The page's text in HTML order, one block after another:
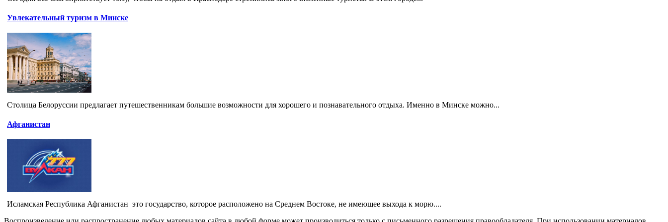
Увлекательный туризм в Минске
Столица Белоруссии предлагает путешественникам большие возможности для хорошего и познавательного отдыха. Именно в Минске можно...
Афганистан
Исламская Республика Афганистан это государство, которое расположено на Среднем Востоке, не имеющее выхода к морю....